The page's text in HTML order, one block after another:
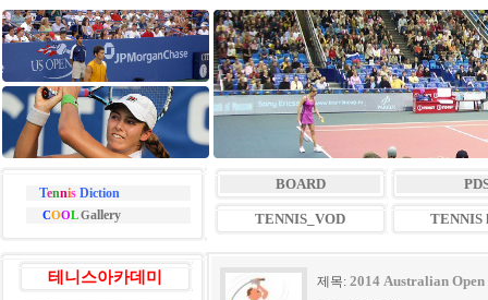
TennisDiction
COOLGallery
BOARD
TENNIS_VOD TENNIS
테니스아카데미 제목: 2014 Australian